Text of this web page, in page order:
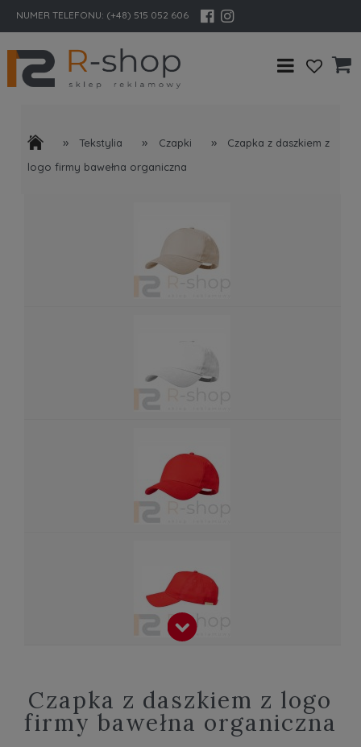
NUMER TELEFONU: (+48) 515 052 606
» Tekstylia » Czapki »
Czapka z daszkiem z
logo firmy bawełna organiczna
Czapka z daszkiem z logo
firmy bawełna organiczna